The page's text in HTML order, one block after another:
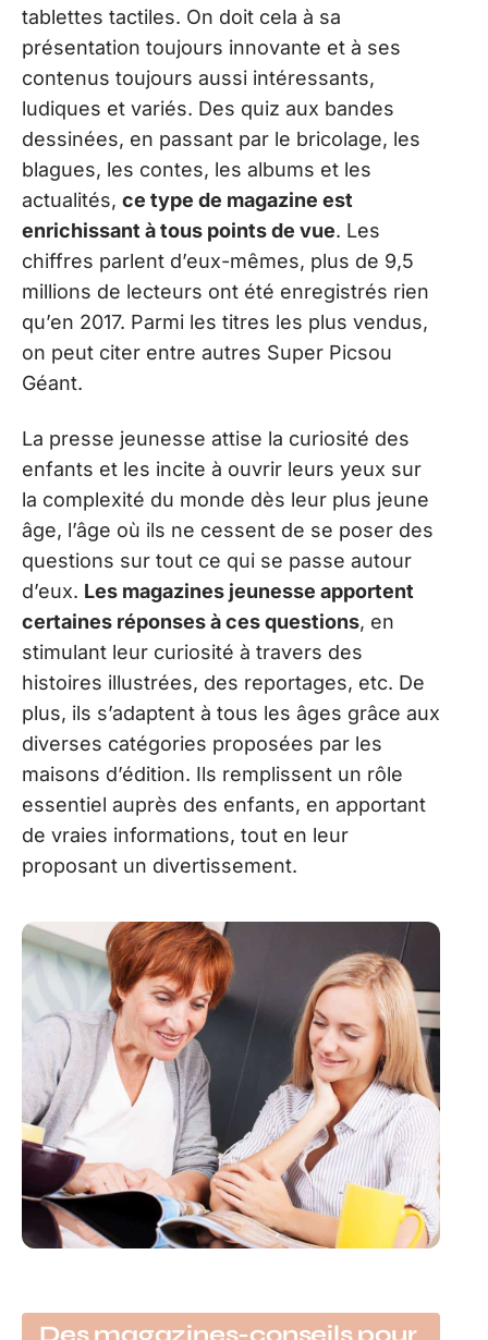
tablettes tactiles. On doit cela à sa
présentation toujours innovante et à ses
contenus toujours aussi intéressants,
ludiques et variés. Des quiz aux bandes
dessinées, en passant par le bricolage, les
blagues, les contes, les albums et les
actualités, ce type de magazine est
enrichissant à tous points de vue. Les
chiffres parlent d’eux-mêmes, plus de 9,5
millions de lecteurs ont été enregistrés rien
qu’en 2017. Parmi les titres les plus vendus,
on peut citer entre autres Super Picsou
Géant.
La presse jeunesse attise la curiosité des
enfants et les incite à ouvrir leurs yeux sur
la complexité du monde dès leur plus jeune
âge, l’âge où ils ne cessent de se poser des
questions sur tout ce qui se passe autour
d’eux. Les magazines jeunesse apportent
certaines réponses à ces questions, en
stimulant leur curiosité à travers des
histoires illustrées, des reportages, etc. De
plus, ils s’adaptent à tous les âges grâce aux
diverses catégories proposées par les
maisons d’édition. Ils remplissent un rôle
essentiel auprès des enfants, en apportant
de vraies informations, tout en leur
proposant un divertissement.